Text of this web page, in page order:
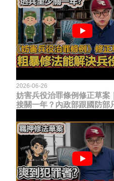
2026-06-26
妨害兵役治罪條例修正草案
接關一年？內政部跟國防部
題？